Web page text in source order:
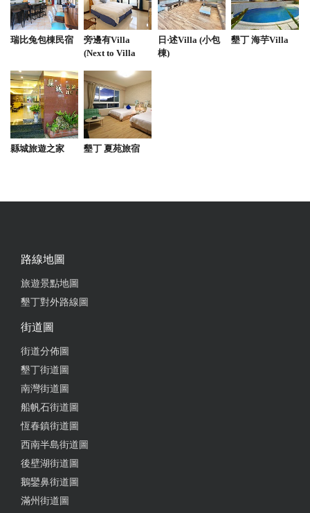
蜜汁豬肉捲餅、火龍果檸檬雞肉捲餅、蔬果涼麵、紅
燒蛋花湯都滿意，尤其後面三樣
2025-10-08 12:50:41
恆春特色必吃美食，葷轉素店家 有蛋奶／全素選擇，
連許多葷食者也愛愛戴 這次特地來吃節目上推薦的火
火龍果捲餅跟涼麵都很好吃,而且擺盤也相當漂亮又豐
富 捲餅上面的優格搭配水果吃也很營養
蔬食餐廳，味道非常有創意，而且店員很溫馨，是一
肉）$150 四卷類似總匯 裡面有蛋和素肉還有生菜 上
面用優格搭火龍果肉 下面是火龍果醬 份量很多但優
格蠻涮嘴 比較不會這麼膩 一個人吃兩卷就非常飽
了！ 紅燒蛋花湯$50 中藥紅燒的口味，有大量蔬果甜
味，裡面有蕃茄和紅蘿蔔、青江菜搭配蛋花！好吃！
瑞比兔包棟民宿
旁邊有Villa
(Next to Villa
日‧述Villa (小包
棟)
墾丁 海芋Villa
縣城旅遊之家 墾丁 夏苑旅宿
路線地圖
旅遊景點地圖
墾丁對外路線圖
街道圖
街道分佈圖
墾丁街道圖
南灣街道圖
船帆石街道圖
恆春鎮街道圖
西南半島街道圖
後壁湖街道圖
鵝鑾鼻街道圖
滿州街道圖